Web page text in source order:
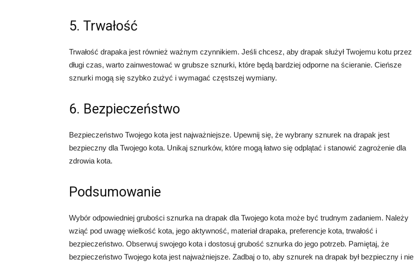
5. Trwałość
Trwałość drapaka jest również ważnym czynnikiem. Jeśli chcesz, aby drapak służył Twojemu kotu przez
długi czas, warto zainwestować w grubsze sznurki, które będą bardziej odporne na ścieranie. Cieńsze
sznurki mogą się szybko zużyć i wymagać częstszej wymiany.
6. Bezpieczeństwo
Bezpieczeństwo Twojego kota jest najważniejsze. Upewnij się, że wybrany sznurek na drapak jest
bezpieczny dla Twojego kota. Unikaj sznurków, które mogą łatwo się odplątać i stanowić zagrożenie dla
zdrowia kota.
Podsumowanie
Wybór odpowiedniej grubości sznurka na drapak dla Twojego kota może być trudnym zadaniem. Należy
wziąć pod uwagę wielkość kota, jego aktywność, materiał drapaka, preferencje kota, trwałość i
bezpieczeństwo. Obserwuj swojego kota i dostosuj grubość sznurka do jego potrzeb. Pamiętaj, że
bezpieczeństwo Twojego kota jest najważniejsze. Zadbaj o to, aby sznurek na drapak był bezpieczny i nie